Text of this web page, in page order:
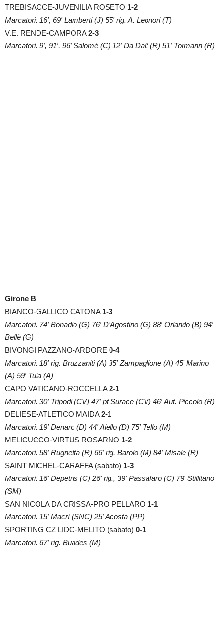
TREBISACCE-JUVENILIA ROSETO 1-2
Marcatori: 16′, 69′ Lamberti (J) 55′ rig. A. Leonori (T)
V.E. RENDE-CAMPORA2-3
Marcatori: 9′, 91′, 96′ Salomè (C) 12′ Da Dalt (R) 51′ Tormann (R)
Girone B
BIANCO-GALLICO CATONA 1-3
Marcatori: 74′ Bonadio (G) 76′ D’Agostino (G) 88′ Orlando (B) 94′
Bellè (G)
BIVONGI PAZZANO-ARDORE 0-4
Marcatori: 18′ rig. Bruzzaniti (A) 35′ Zampaglione (A) 45′ Marino
(A) 59′ Tula (A)
CAPO VATICANO-ROCCELLA2-1
Marcatori: 30′ Tripodi (CV) 47′ pt Surace (CV) 46′ Aut. Piccolo (R)
DELIESE-ATLETICO MAIDA2-1
Marcatori: 19′ Denaro (D) 44′ Aiello (D) 75′ Tello (M)
MELICUCCO-VIRTUS ROSARNO 1-2
Marcatori: 58′ Rugnetta (R) 66′ rig. Barolo (M) 84′ Misale (R)
SAINT MICHEL-CARAFFA (sabato) 1-3
Marcatori: 16′ Depetris (C) 26′ rig., 39′ Passafaro (C) 79′ Stillitano
(SM)
SAN NICOLA DA CRISSA-PRO PELLARO 1-1
Marcatori: 15′ Macrì (SNC) 25′ Acosta (PP)
SPORTING CZ LIDO-MELITO (sabato) 0-1
Marcatori: 67′ rig. Buades (M)